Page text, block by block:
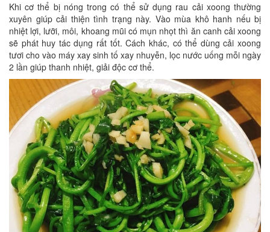
Khi cơ thể bị nóng trong có thể sử dụng rau cải xoong thường
xuyên giúp cải thiện tình trạng này. Vào mùa khô hanh nếu bị
nhiệt lợi, lưỡi, môi, khoang mũi có mụn nhọt thì ăn canh cải xoong
sẽ phát huy tác dụng rất tốt. Cách khác, có thể dùng cải xoong
tươi cho vào máy xay sinh tố xay nhuyễn, lọc nước uống mỗi ngày
2 lần giúp thanh nhiệt, giải độc cơ thể.